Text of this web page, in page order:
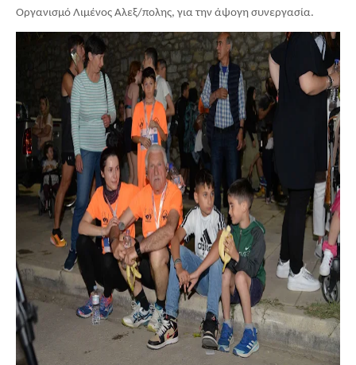
Οργανισμό Λιμένος Αλεξ/πολης, για την άψογη συνεργασία.